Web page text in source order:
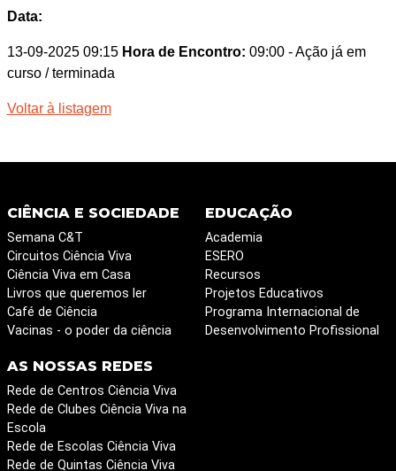
Data:
13-09-2025 09:15 Hora de Encontro: 09:00 - Ação já em
curso / terminada
Voltar à listagem
CIÊNCIA E SOCIEDADE
Semana C&T
Circuitos Ciência Viva
Ciência Viva em Casa
Livros que queremos ler
Café de Ciência
Vacinas - o poder da ciência
EDUCAÇÃO
Academia
ESERO
Recursos
Projetos Educativos
Programa Internacional de
Desenvolvimento Profissional
AS NOSSAS REDES
Rede de Centros Ciência Viva
Rede de Clubes Ciência Viva na
Escola
Rede de Escolas Ciência Viva
Rede de Quintas Ciência Viva